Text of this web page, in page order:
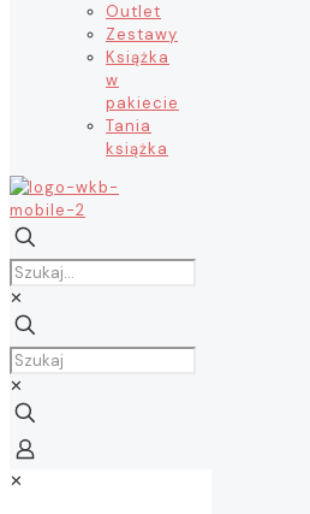
Outlet
Zestawy
Książka
w
pakiecie
Tania
książka
✕
✕
✕